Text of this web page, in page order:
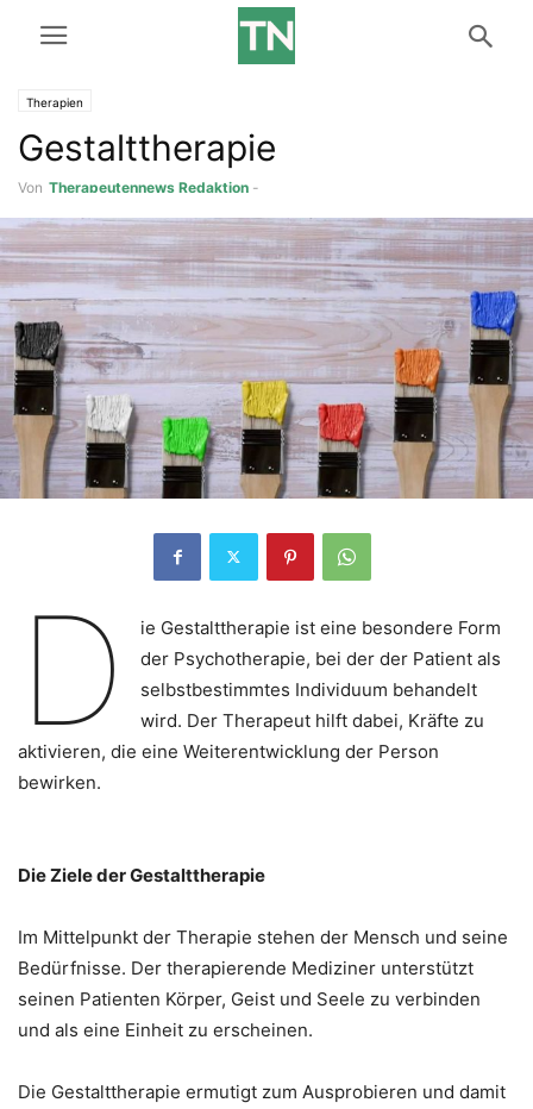
Therapien
Gestalttherapie
Von Therapeutennews Redaktion -
D
ie Gestalttherapie ist eine besondere Form
der Psychotherapie, bei der der Patient als
selbstbestimmtes Individuum behandelt
wird. Der Therapeut hilft dabei, Kräfte zu
aktivieren, die eine Weiterentwicklung der Person
bewirken.
Die Ziele der Gestalttherapie
Im Mittelpunkt der Therapie stehen der Mensch und seine
Bedürfnisse. Der therapierende Mediziner unterstützt
seinen Patienten Körper, Geist und Seele zu verbinden
und als eine Einheit zu erscheinen.
Die Gestalttherapie ermutigt zum Ausprobieren und damit